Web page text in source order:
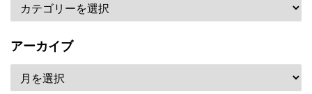
アーカイブ